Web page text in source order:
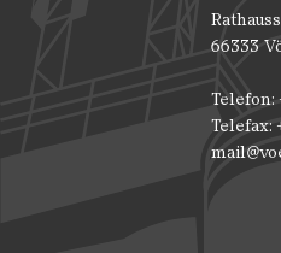
66333
Telefon:
Telefax: